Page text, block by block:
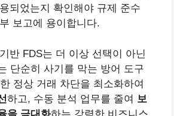
되었는지 확인해야 규제 준수
보고에 용이합니다.
기반 FDS는 더 이상 선택이 아닌
단순히 사기를 막는 방어 도구
정상 거래 차단을 최소화하여
하고, 수동 분석 업무를 줄여 보
을 극대화하는 강력한 비즈니스